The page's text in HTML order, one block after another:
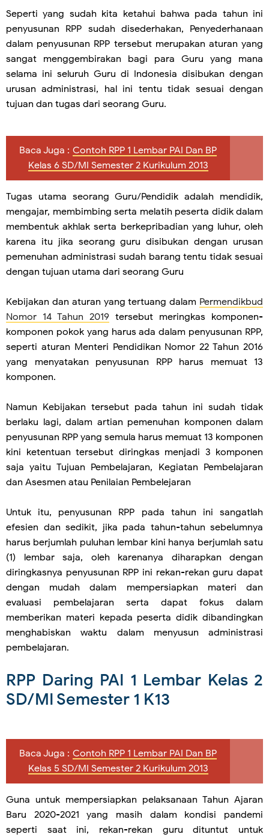
Seperti yang sudah kita ketahui bahwa pada tahun ini
penyusunan RPP sudah disederhakan, Penyederhanaan
dalam penyusunan RPP tersebut merupakan aturan yang
sangat menggembirakan bagi para Guru yang mana
selama ini seluruh Guru di Indonesia disibukan dengan
urusan administrasi, hal ini tentu tidak sesuai dengan
tujuan dan tugas dari seorang Guru.
Baca Juga : Contoh RPP 1 Lembar PAI Dan BP
Kelas 6 SD/MI Semester 2 Kurikulum 2013
Tugas utama seorang Guru/Pendidik adalah mendidik,
mengajar, membimbing serta melatih peserta didik dalam
membentuk akhlak serta berkepribadian yang luhur, oleh
karena itu jika seorang guru disibukan dengan urusan
pemenuhan administrasi sudah barang tentu tidak sesuai
dengan tujuan utama dari seorang Guru
Kebijakan dan aturan yang tertuang dalam Permendikbud
Nomor 14 Tahun 2019 tersebut meringkas komponen-
komponen pokok yang harus ada dalam penyusunan RPP,
seperti aturan Menteri Pendidikan Nomor 22 Tahun 2016
yang menyatakan penyusunan RPP harus memuat 13
komponen.
Namun Kebijakan tersebut pada tahun ini sudah tidak
berlaku lagi, dalam artian pemenuhan komponen dalam
penyusunan RPP yang semula harus memuat 13 komponen
kini ketentuan tersebut diringkas menjadi 3 komponen
saja yaitu Tujuan Pembelajaran, Kegiatan Pembelajaran
dan Asesmen atau Penilaian Pembelejaran
Untuk itu, penyusunan RPP pada tahun ini sangatlah
efesien dan sedikit, jika pada tahun-tahun sebelumnya
harus berjumlah puluhan lembar kini hanya berjumlah satu
(1) lembar saja, oleh karenanya diharapkan dengan
diringkasnya penyusunan RPP ini rekan-rekan guru dapat
dengan mudah dalam mempersiapkan materi dan
evaluasi pembelajaran serta dapat fokus dalam
memberikan materi kepada peserta didik dibandingkan
menghabiskan waktu dalam menyusun administrasi
pembelajaran.
RPP Daring PAI 1 Lembar Kelas 2
SD/MI Semester 1 K13
Baca Juga : Contoh RPP 1 Lembar PAI Dan BP
Kelas 5 SD/MI Semester 2 Kurikulum 2013
Guna untuk mempersiapkan pelaksanaan Tahun Ajaran
Baru 2020-2021 yang masih dalam kondisi pandemi
seperti saat ini, rekan-rekan guru dituntut untuk